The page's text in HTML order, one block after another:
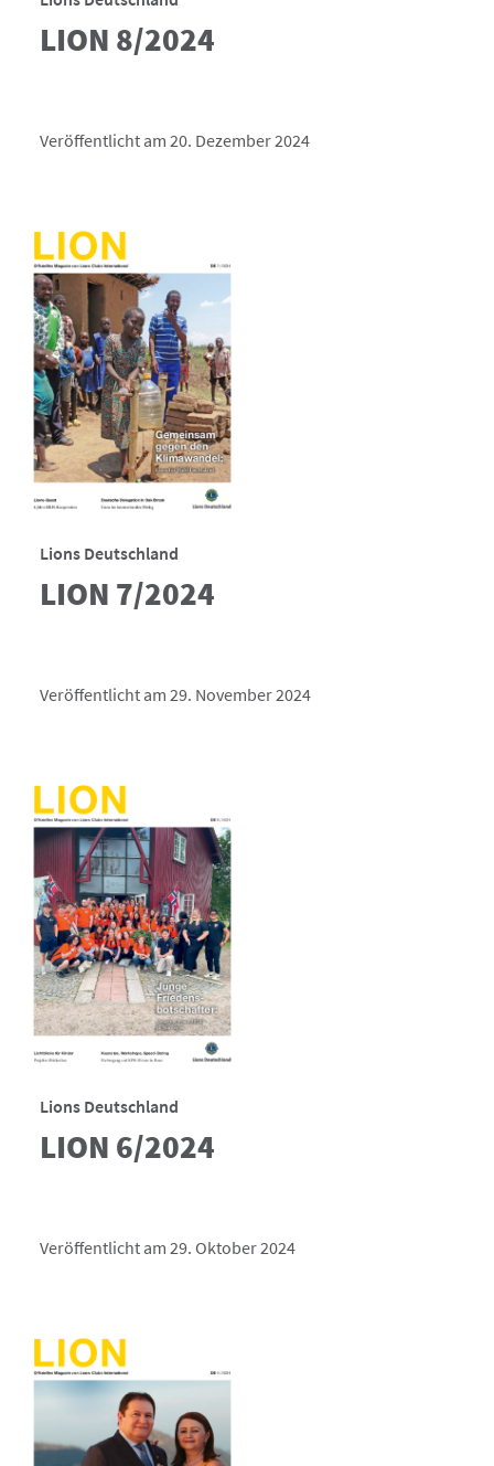
LION 8/2024
Veröffentlicht am 20. Dezember 2024
Lions Deutschland
LION 7/2024
Veröffentlicht am 29. November 2024
Lions Deutschland
LION 6/2024
Veröffentlicht am 29. Oktober 2024